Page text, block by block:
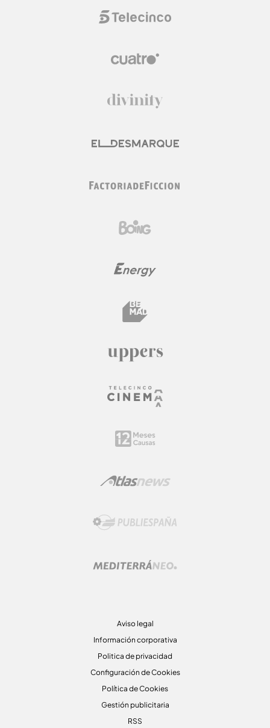
Aviso legal
Información corporativa
Politica de privacidad
Configuración de Cookies
Política de Cookies
Gestión publicitaria
RSS